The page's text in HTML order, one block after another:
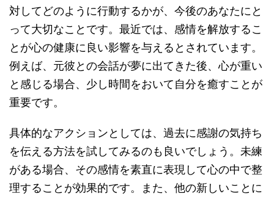
対してどのように行動するかが、今後のあなたにと
って大切なことです。最近では、感情を解放するこ
とが心の健康に良い影響を与えるとされています。
例えば、元彼との会話が夢に出てきた後、心が重い
と感じる場合、少し時間をおいて自分を癒すことが
重要です。
具体的なアクションとしては、過去に感謝の気持ち
を伝える方法を試してみるのも良いでしょう。未練
がある場合、その感情を素直に表現して心の中で整
理することが効果的です。また、他の新しいことに